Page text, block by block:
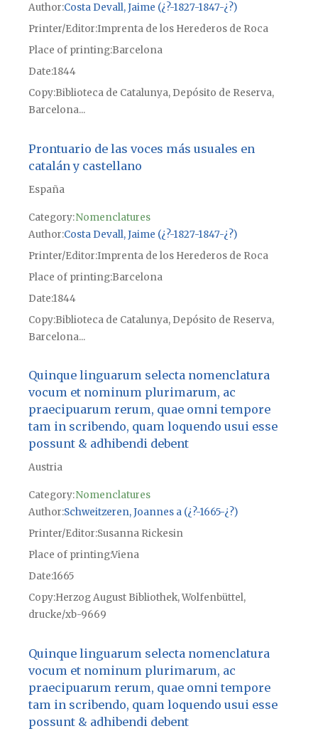
Author Costa Devall, Jaime (¿?-1827-1847-¿?)
Printer/Editor Imprenta de los Herederos de Roca
Place of printingBarcelona
Date1844
CopyBiblioteca de Catalunya, Depósito de Reserva,
Barcelona...
Prontuario de las voces más usuales en
catalán y castellano
España
Category:Nomenclatures
Author Costa Devall, Jaime (¿?-1827-1847-¿?)
Printer/Editor Imprenta de los Herederos de Roca
Place of printingBarcelona
Date1844
CopyBiblioteca de Catalunya, Depósito de Reserva,
Barcelona...
Quinque linguarum selecta nomenclatura
vocum et nominum plurimarum, ac
praecipuarum rerum, quae omni tempore
tam in scribendo, quam loquendo usui esse
possunt & adhibendi debent
Austria
Category:Nomenclatures
Author Schweitzeren, Joannes a (¿?-1665-¿?)
Printer/Editor Susanna Rickesin
Place of printingViena
Date1665
CopyHerzog August Bibliothek, Wolfenbüttel,
drucke/xb-9669
Quinque linguarum selecta nomenclatura
vocum et nominum plurimarum, ac
praecipuarum rerum, quae omni tempore
tam in scribendo, quam loquendo usui esse
possunt & adhibendi debent